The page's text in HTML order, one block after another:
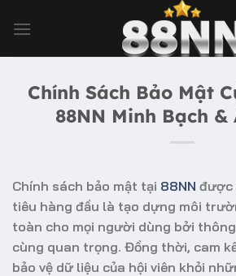
đến
Chính Sách Bảo Mật
88NN Minh Bạch &
Chính sách bảo mật tại 88NN được
tiêu hàng đầu là tạo dựng môi
toàn cho mọi người dùng bởi
cùng quan trọng. Đồng thời, cam
bảo vệ dữ liệu của hội viên khỏi